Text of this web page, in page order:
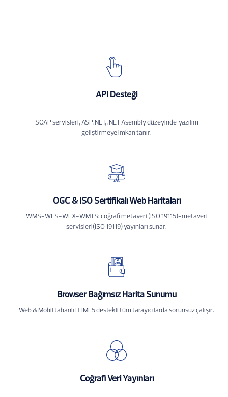
API Desteği
SOAP servisleri, ASP.NET, .NET Asembly düzeyinde yazılım
geliştirmeye imkan tanır.
OGC & ISO Sertifikalı Web Haritaları
WMS-WFS-WFX-WMTS; coğrafi metaveri (ISO 19115)-metaveri
servisleri(ISO 19119) yayınları sunar.
Browser Bağımsız Harita Sunumu
Web & Mobil tabanlı HTML5 destekli tüm tarayıcılarda sorunsuz çalışır.
Coğrafi Veri Yayınları